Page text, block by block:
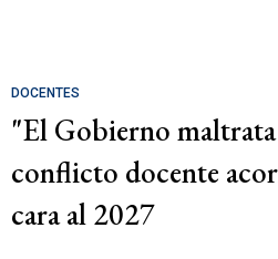
DOCENTES
"El Gobierno
conflicto docente
cara al 2027